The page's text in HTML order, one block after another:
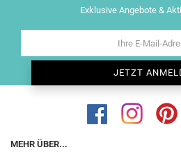
Exklusive Angebote &
MEHR ÜBER...